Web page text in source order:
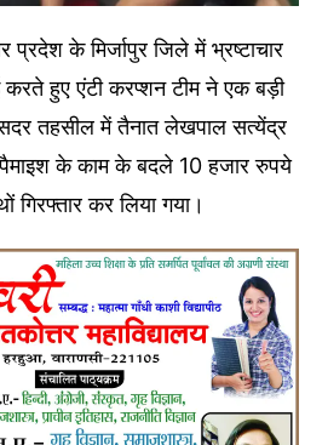
प्रदेश के मिर्जापुर जिले में भ्रष्टाचार
करते हुए एंटी करप्शन टीम ने एक बड़ी
तहसील में तैनात लेखपाल सत्येंद्र
के काम के बदले 10 हजार रुपये
गिरफ्तार कर लिया गया।